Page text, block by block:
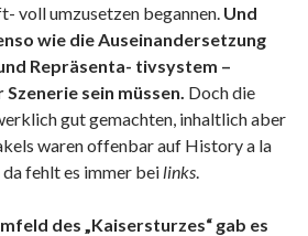
voll umzusetzen begannen. Und
wie die Auseinandersetzung
Repräsenta- tivsystem –
sein müssen. Doch die
gut gemachten, inhaltlich aber
waren offenbar auf History a la
fehlt es immer bei links.
des „Kaisersturzes“ gab es